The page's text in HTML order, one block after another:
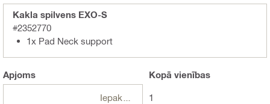
Kakla spilvens EXO-S
#2352770
1x Pad Neck support
Apjoms Kopā vienības
1